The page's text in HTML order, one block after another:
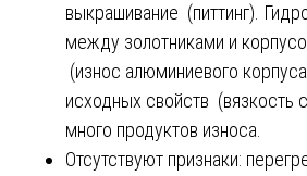
выкрашивание (питтинг).
между золотниками и
(износ алюминиевого
исходных свойств (вязкость
много продуктов износа.
Отсутствуют признаки: